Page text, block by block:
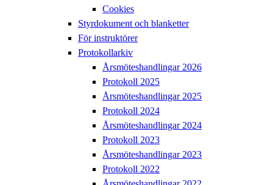
Cookies
Styrdokument och blanketter
För instruktörer
Protokollarkiv
Årsmöteshandlingar 2026
Protokoll 2025
Årsmöteshandlingar 2025
Protokoll 2024
Årsmöteshandlingar 2024
Protokoll 2023
Årsmöteshandlingar 2023
Protokoll 2022